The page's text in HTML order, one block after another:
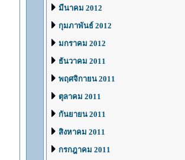
มีนาคม 2012
กุมภาพันธ์ 2012
มกราคม 2012
ธันวาคม 2011
พฤศจิกายน 2011
ตุลาคม 2011
กันยายน 2011
สิงหาคม 2011
กรกฎาคม 2011